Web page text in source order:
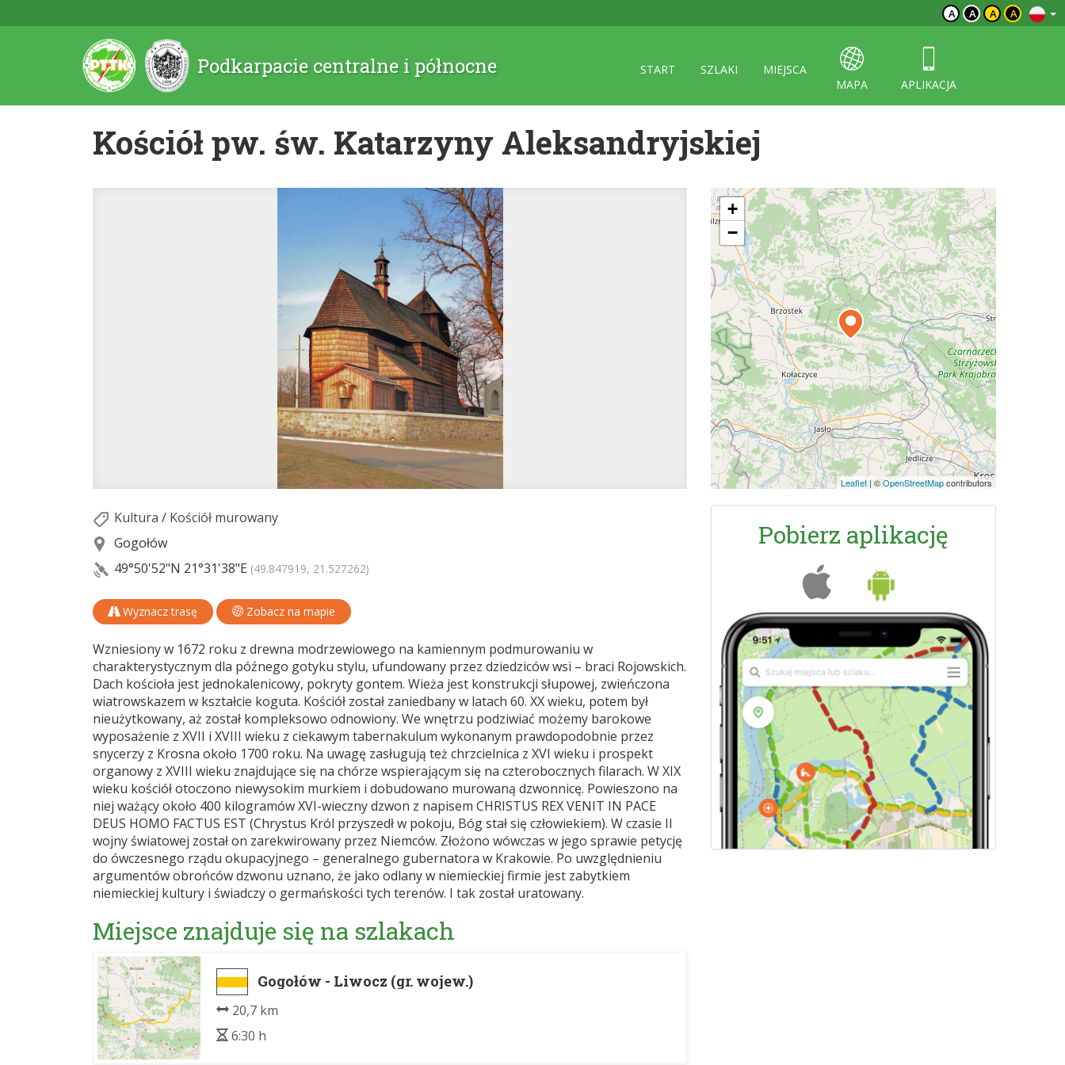
A A A A
Podkarpacie centralne i północne START SZLAKI
MIEJSCA
MAPA
APLIKACJA
Kościół pw. św. Katarzyny Aleksandryjskiej
Kultura / Kościół murowany
Gogołów
49°50'52"N 21°31'38"E (49.847919, 21.527262)
Wyznacz trasę Zobacz na mapie
Wzniesiony w 1672 roku z drewna modrzewiowego na kamiennym podmurowaniu w
charakterystycznym dla późnego gotyku stylu, ufundowany przez dziedziców wsi – braci Rojowskich.
Dach kościoła jest jednokalenicowy, pokryty gontem. Wieża jest konstrukcji słupowej, zwieńczona
wiatrowskazem w kształcie koguta. Kościół został zaniedbany w latach 60. XX wieku, potem był
nieużytkowany, aż został kompleksowo odnowiony. We wnętrzu podziwiać możemy barokowe
wyposażenie z XVII i XVIII wieku z ciekawym tabernakulum wykonanym prawdopodobnie przez
snycerzy z Krosna około 1700 roku. Na uwagę zasługują też chrzcielnica z XVI wieku i prospekt
organowy z XVIII wieku znajdujące się na chórze wspierającym się na czterobocznych filarach. W XIX
wieku kościół otoczono niewysokim murkiem i dobudowano murowaną dzwonnicę. Powieszono na
niej ważący około 400 kilogramów XVI-wieczny dzwon z napisem CHRISTUS REX VENIT IN PACE
DEUS HOMO FACTUS EST (Chrystus Król przyszedł w pokoju, Bóg stał się człowiekiem). W czasie II
wojny światowej został on zarekwirowany przez Niemców. Złożono wówczas w jego sprawie petycję
do ówczesnego rządu okupacyjnego – generalnego gubernatora w Krakowie. Po uwzględnieniu
argumentów obrońców dzwonu uznano, że jako odlany w niemieckiej firmie jest zabytkiem
niemieckiej kultury i świadczy o germańskości tych terenów. I tak został uratowany.
Miejsce znajduje się na szlakach
Gogołów - Liwocz (gr. wojew.)
20,7 km
6:30 h
+
−
Leaflet | ©OpenStreetMapcontributors
Pobierz aplikację